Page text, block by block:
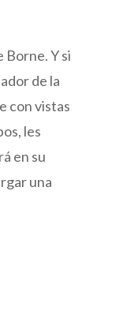
Borne. Y si
de la
con vistas
les
en su
una